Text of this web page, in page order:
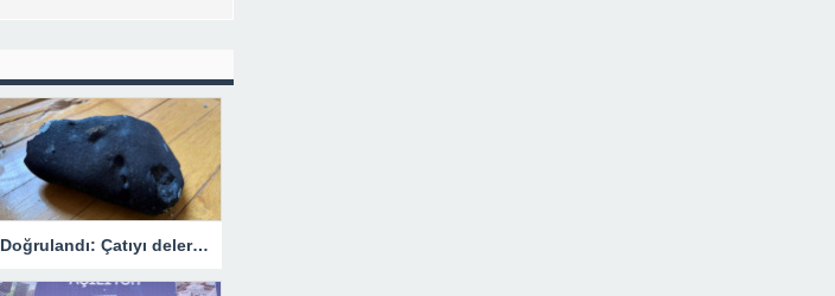
Doğrulandı: Çatıyı delerek eve düşen cisim 4,5 milyar yıllık bir göktaşı!